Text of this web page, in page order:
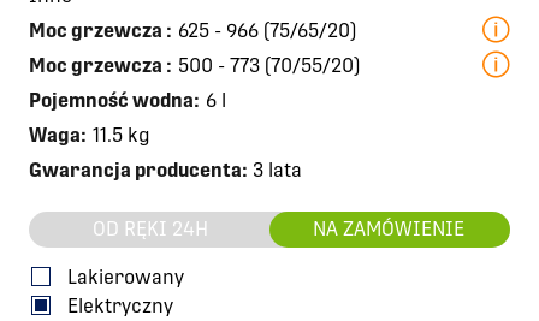
Moc grzewcza : 625 - 966 (75/65/20)
Moc grzewcza : 500 - 773 (70/55/20)
Pojemność wodna: 6 l
Waga: 11.5 kg
Gwarancja producenta: 3 lata
OD RĘKI 24H NA ZAMÓWIENIE
Lakierowany
Elektryczny